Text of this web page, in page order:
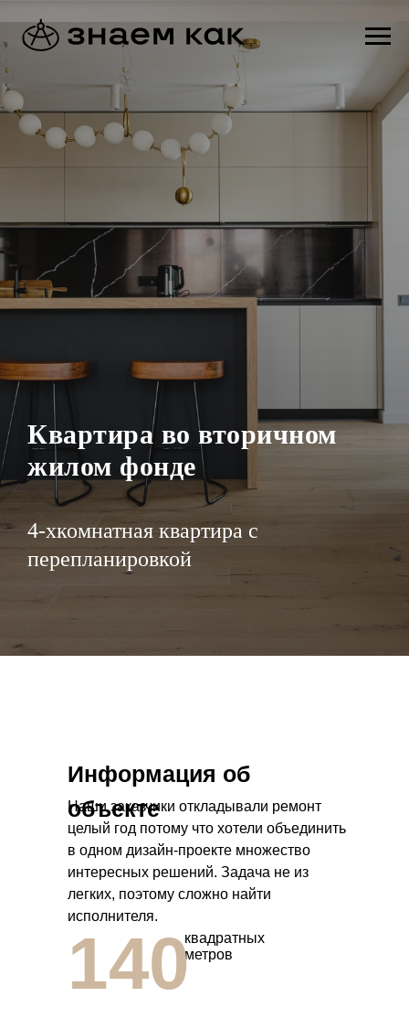
Квартира во вторичном
жилом фонде
4-хкомнатная квартира с
перепланировкой
Наши заказчики откладывали ремонт
целый год потому что хотели объединить
в одном дизайн-проекте множество
интересных решений. Задача не из
легких, поэтому сложно найти
исполнителя.
Информация об
объекте
квадратных
метров
140